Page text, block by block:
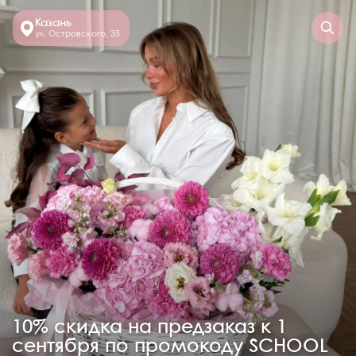
Казань
ул. Островского, 35
10% скидка на предзаказ к 1
сентября по промокоду SCHOOL